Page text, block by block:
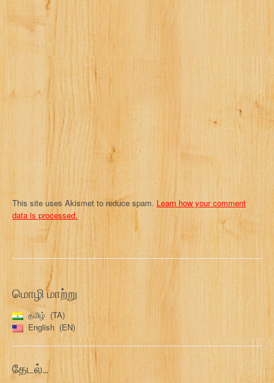
This site uses Akismet to reduce spam. Learn how your comment
data is processed.
மொழி மாற்று
தமிழ்
TA
English
EN
தேடல்…